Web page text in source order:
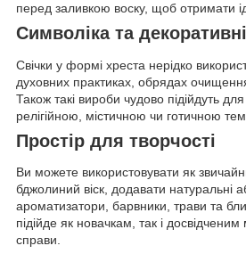
перед заливкою воску, щоб отримати
Символіка та декоративні
Свічки у формі хреста нерідко
духовних практиках, обрядах
Також такі вироби чудово підійдуть
релігійною, містичною чи готичною
Простір для творчості
Ви можете використовувати як
бджолиний віск, додавати натуральні
ароматизатори, барвники, трави та
підійде як новачкам, так і досвідченим
справи.